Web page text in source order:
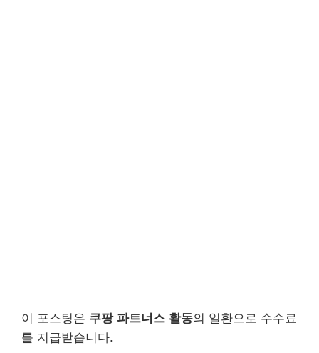
이 포스팅은 쿠팡 파트너스 활동의 일환으로 수수료
를 지급받습니다.